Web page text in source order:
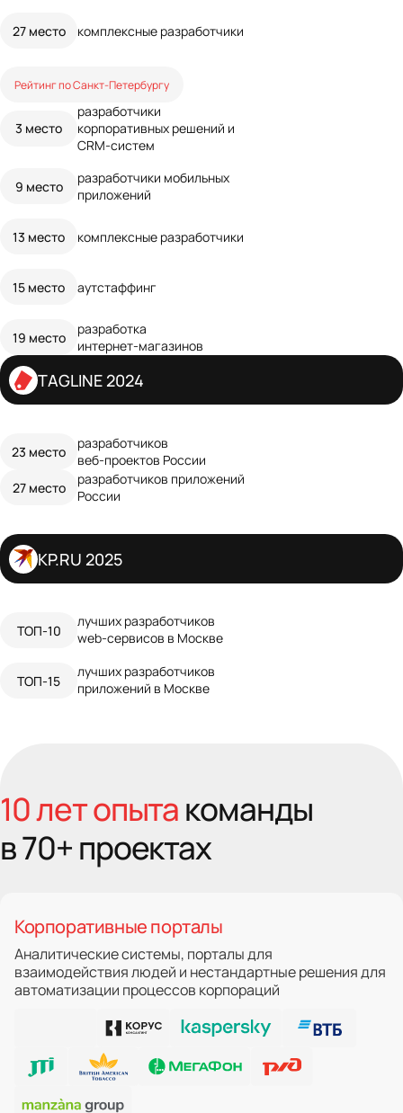
TAGLINE 2024
23 место
разработчиков
веб‑проектов России
27 место
разработчиков приложений
России
KP.RU 2025
ТОП‑10
лучших разработчиков
web‑сервисов в Москве
ТОП‑15
лучших разработчиков
приложений в Москве
27 место комплексные разработчики
Рейтинг по Санкт‑Петербургу
3 место
разработчики
корпоративных решений и
CRM‑систем
9 место
разработчики мобильных
приложений
13 место комплексные разработчики
15 место аутстаффинг
19 место
разработка
интернет‑магазинов
10 лет опытакоманды
в 70+ проектах
Корпоративные порталы
Аналитические системы, порталы для
взаимодействия людей и нестандартные решения для
автоматизации процессов корпораций